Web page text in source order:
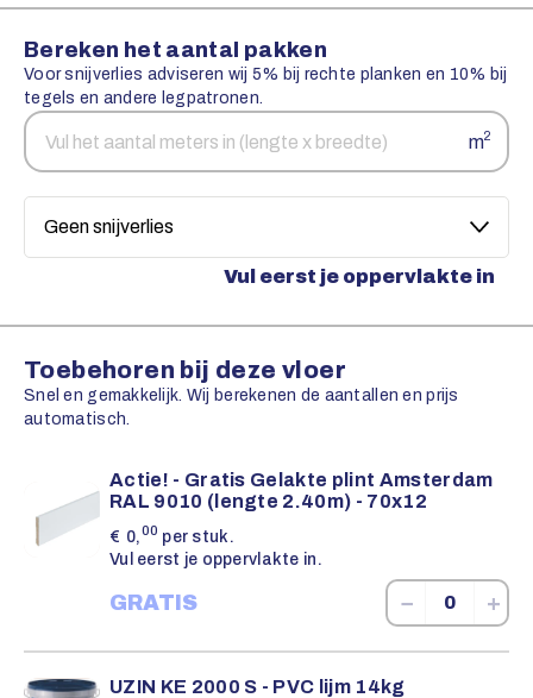
Bereken het aantal pakken
Voor snijverlies adviseren wij 5% bij rechte planken en 10% bij
tegels en andere legpatronen.
Aantal
vierkante
m2
Snijverlies
Vul eerst je oppervlakte in
Toebehoren bij deze vloer
Snel en gemakkelijk. Wij berekenen de aantallen en prijs
automatisch.
Actie! - Gratis Gelakte plint Amsterdam
RAL 9010 (lengte 2.40m) - 70x12
€ 0,00 per stuk.
Vul eerst je oppervlakte in.
GRATIS − +
UZIN KE 2000 S - PVC lijm 14kg